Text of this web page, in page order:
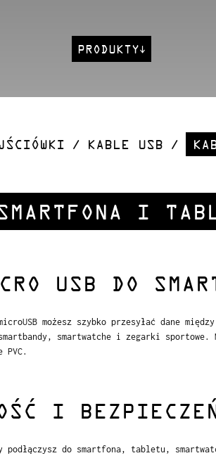
PRODUKTY
KABLE USB
I
USB DO
możesz szybko przesyłać dane
smartwatche i zegarki
I
do smartfona, tabletu,